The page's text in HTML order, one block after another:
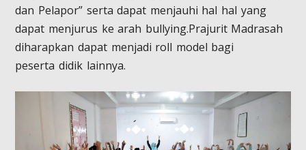
dan Pelapor” serta dapat menjauhi hal hal yang
dapat menjurus ke arah bullying.Prajurit Madrasah
diharapkan dapat menjadi roll model bagi
peserta didik lainnya.